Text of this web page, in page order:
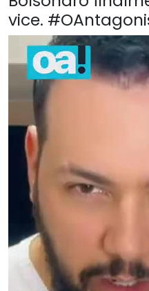
vice.